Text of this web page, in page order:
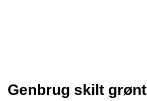
Genbrug skilt grønt